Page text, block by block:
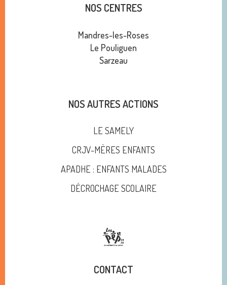
NOS CENTRES
Mandres-les-Roses
Le Pouliguen
Sarzeau
NOS AUTRES ACTIONS
LE SAMELY
CRJV-MÈRES ENFANTS
APADHE : ENFANTS MALADES
DÉCROCHAGE SCOLAIRE
CONTACT